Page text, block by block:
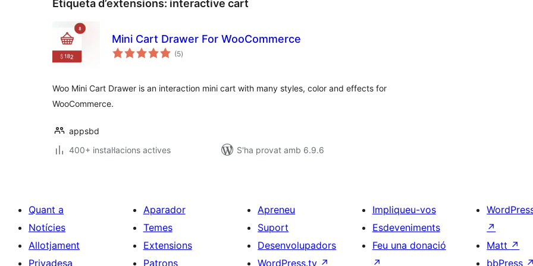
Etiqueta d’extensions: interactive cart
Mini Cart Drawer For WooCommerce
(5puntuacions
totals
)
Woo Mini Cart Drawer is an interaction mini cart with many styles, color and effects for
WooCommerce.
appsbd
400+ instal·lacions actives
S'ha provat amb 6.9.6
Quant a
Notícies
Allotjament
Privadesa
Aparador
Temes
Extensions
Patrons
Apreneu
Suport
Desenvolupadors
WordPress.tv ↗
Impliqueu-vos
Esdeveniments
Feu una donació
↗
↗
Matt ↗
bbPress ↗